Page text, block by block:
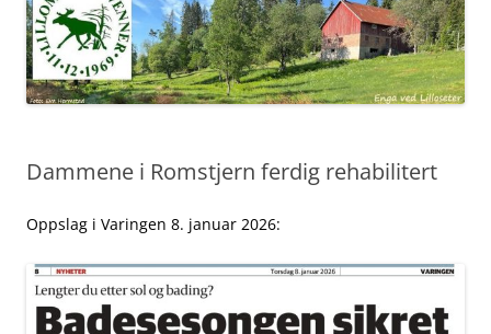
Dammene i Romstjern ferdig rehabilitert
Oppslag i Varingen 8. januar 2026: